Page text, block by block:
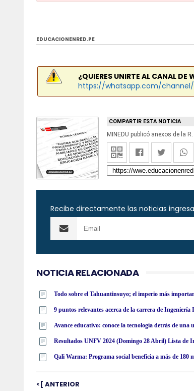
EDUCACIONENRED.PE
¿QUIERES UNIRTE AL CANAL
https://whatsapp.com/
COMPARTIR ESTA NOTICIA
Recibe directamente las noticias
NOTICIA RELACIONADA
Todo sobre el Tahuantinsuyo; el imperio más
9 puntos relevantes acerca de la carrera de
Avance educativo: conoce la tecnología detrás de
Qali Warma: Programa social beneficia a más de
<[ ANTERIOR